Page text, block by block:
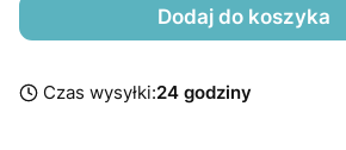
Dodaj do koszyka
Czas wysyłki:24 godziny